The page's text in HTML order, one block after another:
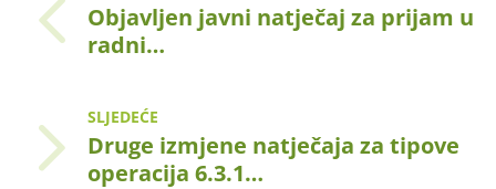
Objavljen javni natječaj za prijam u
radni…
SLJEDEĆE
Druge izmjene natječaja za tipove
operacija 6.3.1…